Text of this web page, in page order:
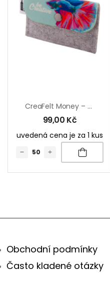
CreaFelt Money – Peněženka Na Zakázku
99,00 Kč
uvedená cena je za 1 kus
Obchodní podmínky
Často kladené otázky